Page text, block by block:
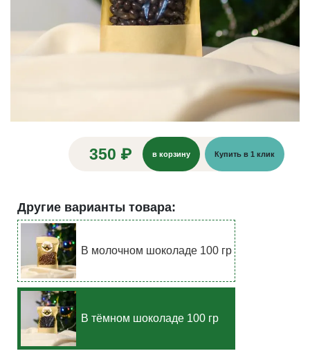
350 ₽ в корзину Купить в 1 клик
Другие варианты товара:
В молочном шоколаде 100 гр
В тёмном шоколаде 100 гр